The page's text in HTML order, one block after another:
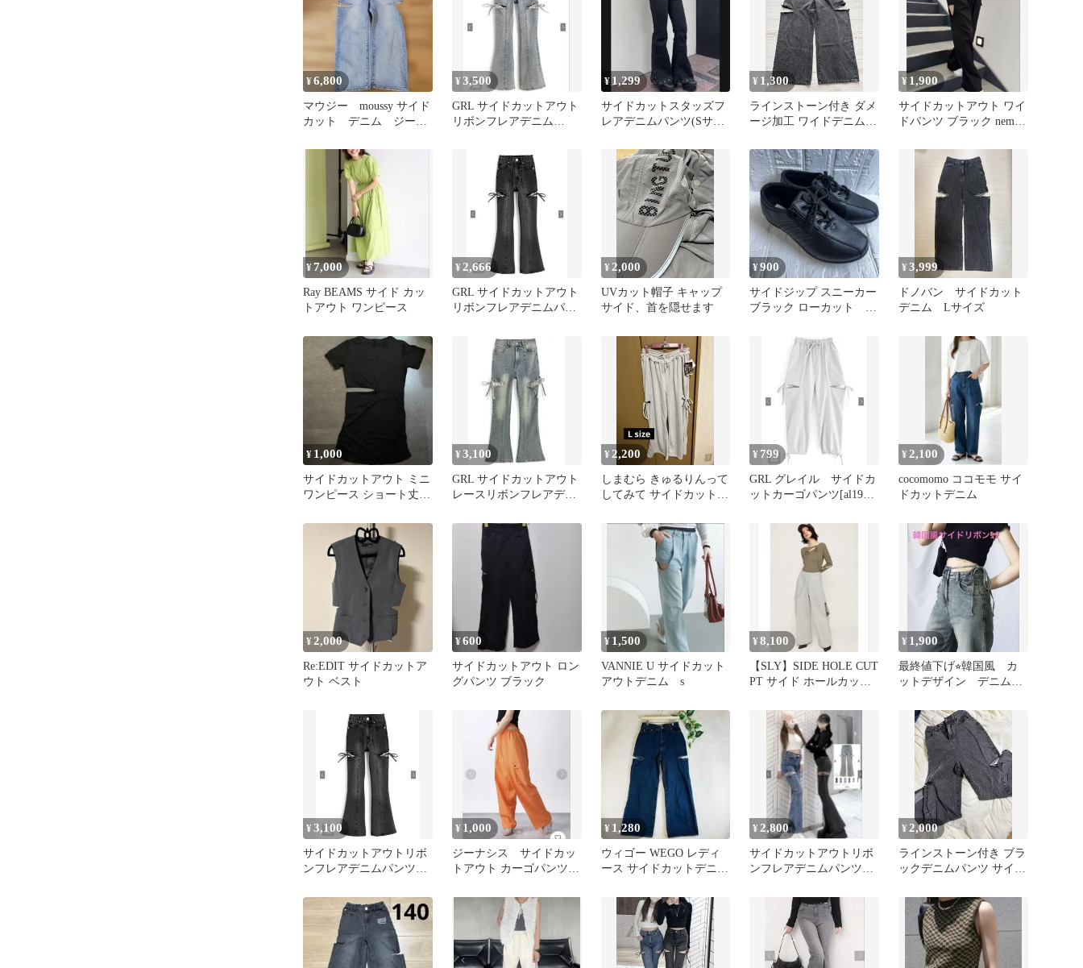
¥6,800
マウジー moussy サイド
カット デニム ジーン
¥3,500
GRL サイドカットアウト
リボンフレアデニム
¥ 1,299
サイドカットスタッズフ
レアデニムパンツ(Sサイ
¥ 1,300
ラインストーン付き ダメ
ージ加工 ワイドデニムパ
ット
¥ 1,900
サイドカットアウト ワイ
ドパンツ ブラック nemne
¥7,000
Ray BEAMS サイド カッ
トアウト ワンピース
¥2,666
GRL サイドカットアウト
リボンフレアデニムパン
¥2,000
UVカット帽子 キャップ
サイド、首を隠せます
¥900
サイドジップ スニーカー
ブラック ローカット ブ
ディース
¥3,999
ドノバン サイドカット
デニム Lサイズ
¥ 1,000
サイドカットアウト ミニ
ワンピース ショート丈
ット
¥3,100
GRL サイドカットアウト
レースリボンフレアデニ
¥2,200
しまむら きゅるりんって
してみて サイドカットラ
イズ
¥ 799
GRL グレイル サイドカ
ットカーゴパンツ[al193]
¥2,100
cocomomo ココモモ サイ
ドカットデニム
¥2,000
Re:EDIT サイドカットア
ウト ベスト
¥600
サイドカットアウト ロン
グパンツ ブラック
¥ 1,500
VANNIE U サイドカット
アウトデニム s
¥8,100
【SLY】SIDE HOLE CUT
PT サイド ホールカット
¥ 1,900
最終値下げ⭐︎韓国風 カ
ットデザイン デニムパ
y2k
¥3,100
サイドカットアウトリボ
ンフレアデニムパンツ
¥ 1,000
ジーナシス サイドカッ
トアウト カーゴパンツ
¥ 1,280
ウィゴー WEGO レディ
ース サイドカットデニム
イズ
¥2,800
サイドカットアウトリボ
ンフレアデニムパンツ
¥2,000
ラインストーン付き ブラ
ックデニムパンツ サイド